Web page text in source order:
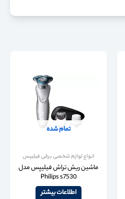
تمام شده
انواع لوازم شخصی برقی فیلیپس
ماشین ریش تراش فیلیپس مدل
Philips s7530
اطلاعات بیشتر